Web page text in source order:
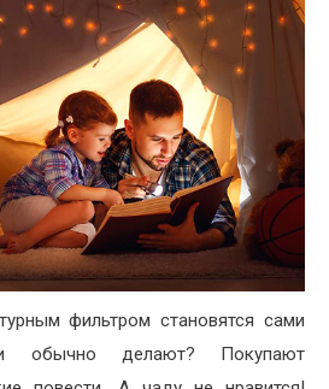
фильтром становятся сами
обычно делают? Покупают